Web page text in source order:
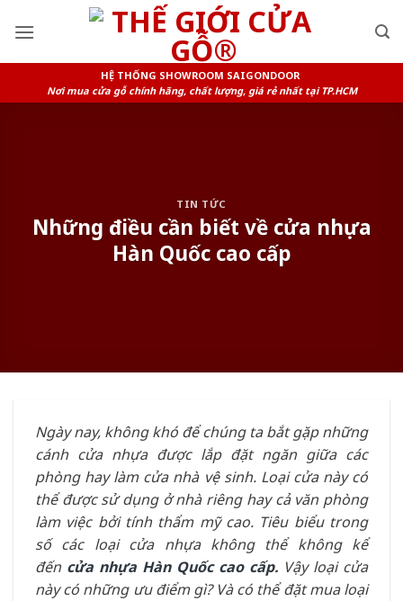
HỆ THỐNG SHOWROOM SAIGONDOOR
Nơi mua cửa gỗ chính hãng, chất lượng, giá rẻ nhất tại TP.HCM
TIN TỨC
Những điều cần biết về cửa nhựa
Hàn Quốc cao cấp
Ngày nay, không khó để chúng ta bắt gặp những
cánh cửa nhựa được lắp đặt ngăn giữa các
phòng hay làm cửa nhà vệ sinh. Loại cửa này có
thể được sử dụng ở nhà riêng hay cả văn phòng
làm việc bởi tính thẩm mỹ cao. Tiêu biểu trong
số các loại cửa nhựa không thể không kể
đến cửa nhựa Hàn Quốc cao cấp. Vậy loại cửa
này có những ưu điểm gì? Và có thể đặt mua loại